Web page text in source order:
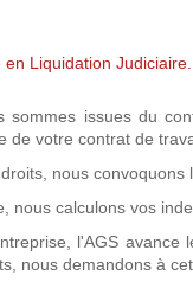
Liquidation Judiciaire.
sommes issues du
de votre contrat de
nous
nous calculons vos
l'AGS
nous demandons à